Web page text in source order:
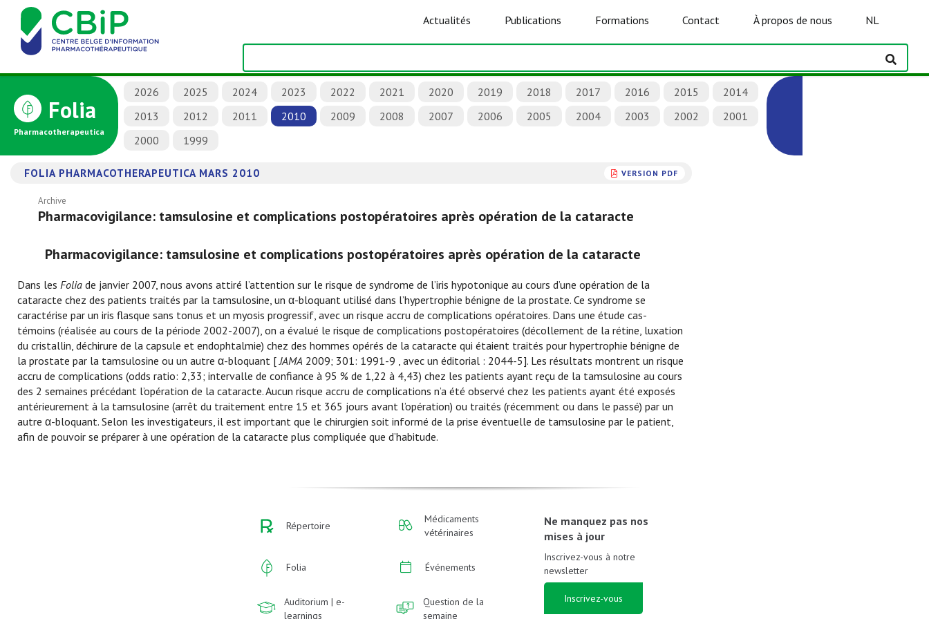
Actualités Publications Formations Contact À propos de nous NL
Folia
Pharmacotherapeutica
2026 2025 2024 2023 2022 2021 2020 2019 2018 2017 2016 2015
2014
2013
2012 2011 2010 2009 2008 2007 2006 2005 2004 2003 2002
2001
2000
1999
FOLIA PHARMACOTHERAPEUTICA MARS 2010 VERSION PDF
Archive
Pharmacovigilance: tamsulosine et complications postopératoires après opération de la cataracte
Pharmacovigilance: tamsulosine et complications postopératoires après opération de la cataracte
Dans les Folia de janvier 2007, nous avons attiré l’attention sur le risque de syndrome de l’iris hypotonique au cours d’une opération de la
cataracte chez des patients traités par la tamsulosine, un α-bloquant utilisé dans l’hypertrophie bénigne de la prostate. Ce syndrome se
caractérise par un iris flasque sans tonus et un myosis progressif, avec un risque accru de complications opératoires. Dans une étude cas-
témoins (réalisée au cours de la période 2002-2007), on a évalué le risque de complications postopératoires (décollement de la rétine, luxation
du cristallin, déchirure de la capsule et endophtalmie) chez des hommes opérés de la cataracte qui étaient traités pour hypertrophie bénigne de
la prostate par la tamsulosine ou un autre α-bloquant [JAMA 2009; 301: 1991-9 , avec un éditorial : 2044-5]. Les résultats montrent un risque
accru de complications (odds ratio: 2,33; intervalle de confiance à 95 % de 1,22 à 4,43) chez les patients ayant reçu de la tamsulosine au cours
des 2 semaines précédant l’opération de la cataracte. Aucun risque accru de complications n’a été observé chez les patients ayant été exposés
antérieurement à la tamsulosine (arrêt du traitement entre 15 et 365 jours avant l’opération) ou traités (récemment ou dans le passé) par un
autre α-bloquant. Selon les investigateurs, il est important que le chirurgien soit informé de la prise éventuelle de tamsulosine par le patient,
afin de pouvoir se préparer à une opération de la cataracte plus compliquée que d’habitude.
Répertoire
Folia
Auditorium | e-
learnings
Médicaments
vétérinaires
Événements
Question de la
semaine
Ne manquez pas nos
mises à jour
Inscrivez-vous à notre
newsletter
Inscrivez-vous